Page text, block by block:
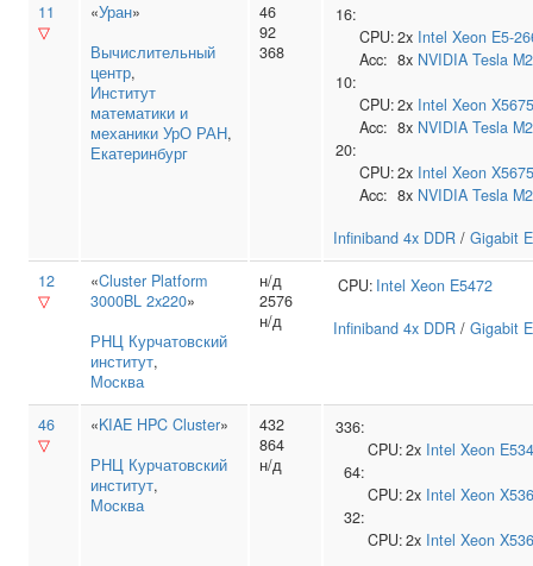
11
▽
«Уран»
Вычислительный
центр,
Институт
математики и
механики УрО РАН,
Екатеринбург
46
92
368
16:
CPU:2x Intel Xeon E5-
Acc: 8x NVIDIA Tesla
10:
CPU:2x Intel Xeon X5675
Acc: 8x NVIDIA Tesla
20:
CPU:2x Intel Xeon X5675
Acc: 8x NVIDIA Tesla
Infiniband 4x DDR / Gigabit
12
▽
«Cluster Platform
3000BL 2x220»
РНЦ Курчатовский
институт,
Москва
н/д
2576
н/д
CPU: Intel Xeon E5472
Infiniband 4x DDR / Gigabit
46
▽
«KIAE HPC Cluster»
РНЦ Курчатовский
институт,
Москва
432
864
н/д
336:
CPU:2x Intel Xeon
64:
CPU:2x Intel Xeon
32:
CPU:2x Intel Xeon